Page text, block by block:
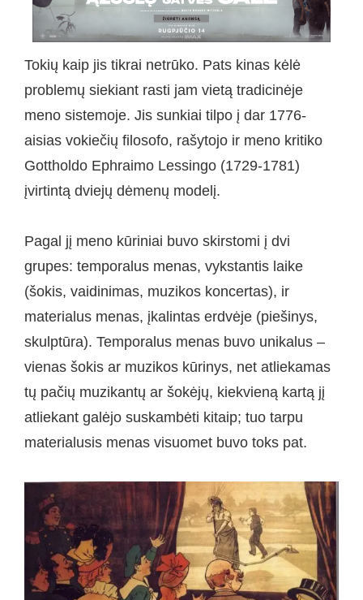
Tokių kaip jis tikrai netrūko. Pats kinas kėlė
problemų siekiant rasti jam vietą tradicinėje
meno sistemoje. Jis sunkiai tilpo į dar 1776-
aisias vokiečių filosofo, rašytojo ir meno kritiko
Gottholdo Ephraimo Lessingo (1729-1781)
įvirtintą dviejų dėmenų modelį.
Pagal jį meno kūriniai buvo skirstomi į dvi
grupes: temporalus menas, vykstantis laike
(šokis, vaidinimas, muzikos koncertas), ir
materialus menas, įkalintas erdvėje (piešinys,
skulptūra). Temporalus menas buvo unikalus –
vienas šokis ar muzikos kūrinys, net atliekamas
tų pačių muzikantų ar šokėjų, kiekvieną kartą jį
atliekant galėjo suskambėti kitaip; tuo tarpu
materialusis menas visuomet buvo toks pat.